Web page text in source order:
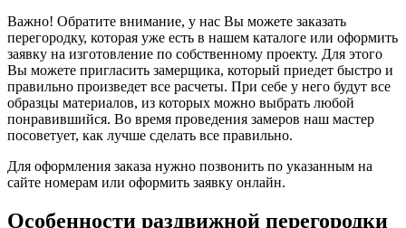
Важно! Обратите внимание, у нас Вы можете заказать
перегородку, которая уже есть в нашем каталоге или оформить
заявку на изготовление по собственному проекту. Для этого
Вы можете пригласить замерщика, который приедет быстро и
правильно произведет все расчеты. При себе у него будут все
образцы материалов, из которых можно выбрать любой
понравившийся. Во время проведения замеров наш мастер
посоветует, как лучше сделать все правильно.
Для оформления заказа нужно позвонить по указанным на
сайте номерам или оформить заявку онлайн.
Особенности раздвижной перегородки